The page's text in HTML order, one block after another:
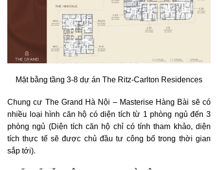
Mặt bằng tầng 3-8 dự án The Ritz-Carlton Residences
Chung cư The Grand Hà Nội – Masterise Hàng Bài sẽ có
nhiều loại hình căn hộ có diện tích từ 1 phòng ngủ đến 3
phòng ngủ (Diện tích căn hộ chỉ có tính tham khảo, diện
tích thực tế sẽ được chủ đầu tư công bố trong thời gian
sắp tới).